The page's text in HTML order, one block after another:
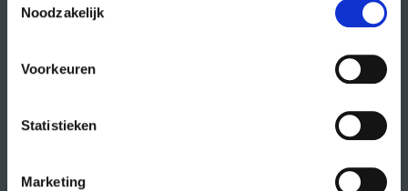
Noodzakelijk
Voorkeuren
Statistieken
Marketing
wat doet CREA?